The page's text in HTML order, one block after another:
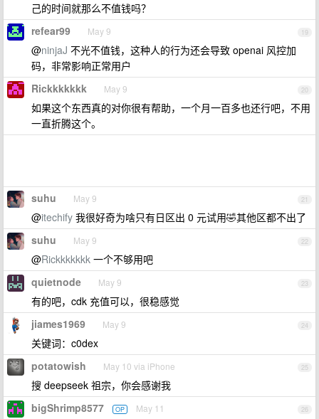
己的时间就那么不值钱吗？
19
refear99 May 9
@ninjaJ 不光不值钱，这种人的行为还会导致 openai 风控加
码，非常影响正常用户
20
Rickkkkkkk May 9
如果这个东西真的对你很有帮助，一个月一百多也还行吧，不用
一直折腾这个。
21
suhu May 9
@itechify 我很好奇为啥只有日区出 0 元试用🤣其他区都不出了
22
suhu May 9
@Rickkkkkkk 一个不够用吧
23
quietnode May 9
有的吧，cdk 充值可以，很稳感觉
24
jiames1969 May 9
关键词：c0dex
25
potatowish May 10 via iPhone
搜 deepseek 祖宗，你会感谢我
26
bigShrimp8577 OP May 11